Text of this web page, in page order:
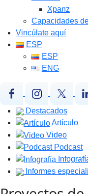
Xpanz
Capacidades
Vincúlate aquí
ESP
ESP
ENG
Destacados
Artículo
Video
Podcast
Informes